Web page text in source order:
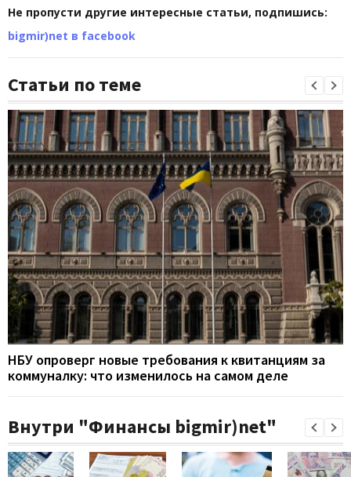
Не пропусти другие интересные статьи, подпишись:
bigmir)net в facebook
Статьи по теме
НБУ опроверг новые требования к квитанциям за
коммуналку: что изменилось на самом деле
Внутри "Финансы bigmir)net"